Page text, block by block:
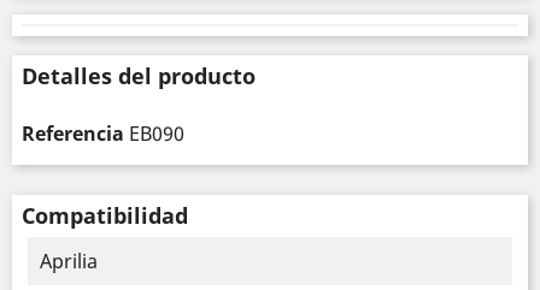
Detalles del producto
Referencia EB090
Compatibilidad
Aprilia